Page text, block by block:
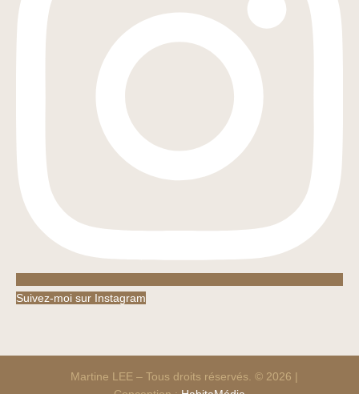
Suivez-moi sur Instagram
Martine LEE – Tous droits réservés. © 2026 |